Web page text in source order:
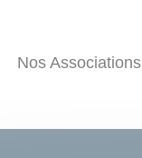
Nos Associations